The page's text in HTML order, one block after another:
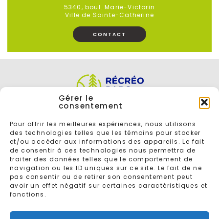
Gérer le
consentement
Pour offrir les meilleures expériences, nous utilisons
des technologies telles que les témoins pour stocker
et/ou accéder aux informations des appareils. Le fait
de consentir à ces technologies nous permettra de
traiter des données telles que le comportement de
navigation ou les ID uniques sur ce site. Le fait de ne
pas consentir ou de retirer son consentement peut
avoir un effet négatif sur certaines caractéristiques et
fonctions.
5340, boul. Marie-Victorin
Ville de Sainte-Catherine
CONTACT
ENTREZ VOTRE COURRIEL POUR VOUS INSCRIRE À L'INFOLETTRE